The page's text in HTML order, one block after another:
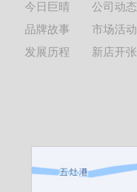
今日巨晴
品牌故事
发展历程
公司动态
市场活动
新店开张